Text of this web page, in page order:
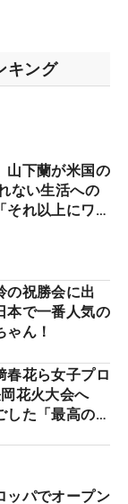
キング
山下蘭が米国の
ない生活への
れ以上にワク
の祝勝会に出
で一番人気の
ん！
春花ら女子プロ
花火大会へ
た「最高の夏
ッパでオープン